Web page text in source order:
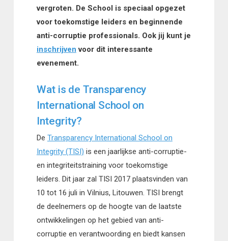
vergroten. De School is speciaal opgezet
voor toekomstige leiders en beginnende
anti-corruptie professionals. Ook jij kunt je
inschrijven voor dit interessante
evenement.
Wat is de Transparency
International School on
Integrity?
De Transparency International School on
Integrity (TISI) is een jaarlijkse anti-corruptie-
en integriteitstraining voor toekomstige
leiders. Dit jaar zal TISI 2017 plaatsvinden van
10 tot 16 juli in Vilnius, Litouwen. TISI brengt
de deelnemers op de hoogte van de laatste
ontwikkelingen op het gebied van anti-
corruptie en verantwoording en biedt kansen